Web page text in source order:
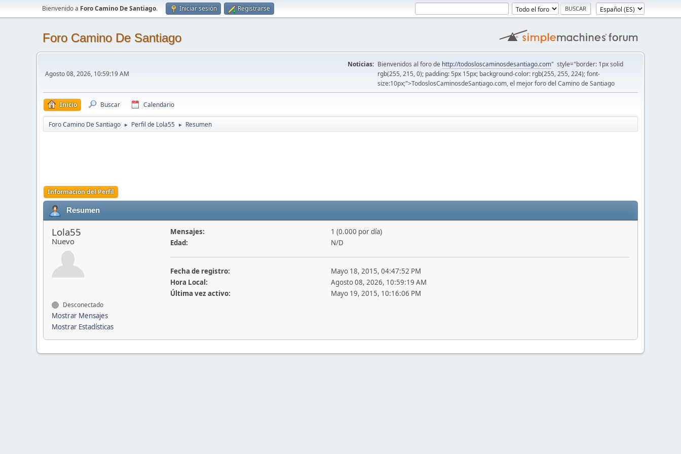
Bienvenido a Foro Camino De Santiago. Iniciar sesión Registrarse
Foro Camino De Santiago
Agosto 08, 2026, 10:59:19 AM
Noticias: Bienvenidos al foro de http://todosloscaminosdesantiago.com" style="border: 1px solid
rgb(255, 215, 0); padding: 5px 15px; background-color: rgb(255, 255, 224); font-
size:10px;">TodoslosCaminosdeSantiago.com, el mejor foro del Camino de Santiago
Inicio Buscar Calendario
Foro Camino De Santiago ► Perfil de Lola55 ► Resumen
Información del Perfil
Resumen
Lola55
Nuevo
Desconectado
Mostrar Mensajes
Mostrar Estadísticas
Mensajes:
1 (0.000 por día)
Edad:
N/D
Fecha de registro:
Mayo 18, 2015, 04:47:52 PM
Hora Local:
Agosto 08, 2026, 10:59:19 AM
Última vez activo:
Mayo 19, 2015, 10:16:06 PM